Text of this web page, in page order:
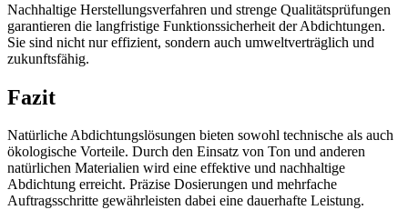
Nachhaltige Herstellungsverfahren und strenge Qualitätsprüfungen
garantieren die langfristige Funktionssicherheit der Abdichtungen.
Sie sind nicht nur effizient, sondern auch umweltverträglich und
zukunftsfähig.
Fazit
Natürliche Abdichtungslösungen bieten sowohl technische als auch
ökologische Vorteile. Durch den Einsatz von Ton und anderen
natürlichen Materialien wird eine effektive und nachhaltige
Abdichtung erreicht. Präzise Dosierungen und mehrfache
Auftragsschritte gewährleisten dabei eine dauerhafte Leistung.